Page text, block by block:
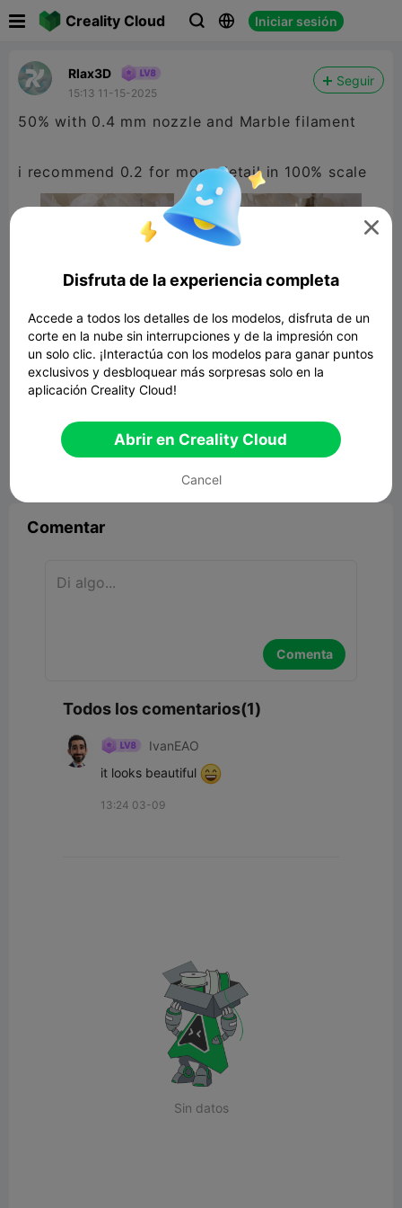
Creality Cloud   Iniciar sesión
Rlax3D
15:13 11-15-2025
Seguir
50% with 0.4 mm nozzle and Marble filament
i recommend 0.2 for more detail in 100% scale
3
Comentar
Comenta
Todos los comentarios(1)
IvanEAO
it looks beautiful
13:24 03-09
Sin datos

Disfruta de la experiencia completa
Accede a todos los detalles de los modelos, disfruta de un
corte en la nube sin interrupciones y de la impresión con
un solo clic. ¡Interactúa con los modelos para ganar puntos
exclusivos y desbloquear más sorpresas solo en la
aplicación Creality Cloud!
Abrir en Creality Cloud
Cancel